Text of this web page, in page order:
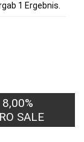
1 Ergebnis.
8,00%
SALE